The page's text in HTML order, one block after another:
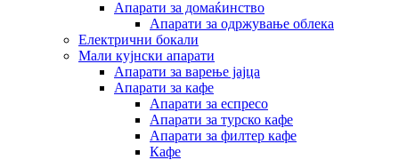
Апарати за домаќинство
Апарати за одржување облека
Електрични бокали
Мали кујнски апарати
Апарати за варење јајца
Апарати за кафе
Апарати за еспресо
Апарати за турско кафе
Апарати за филтер кафе
Кафе